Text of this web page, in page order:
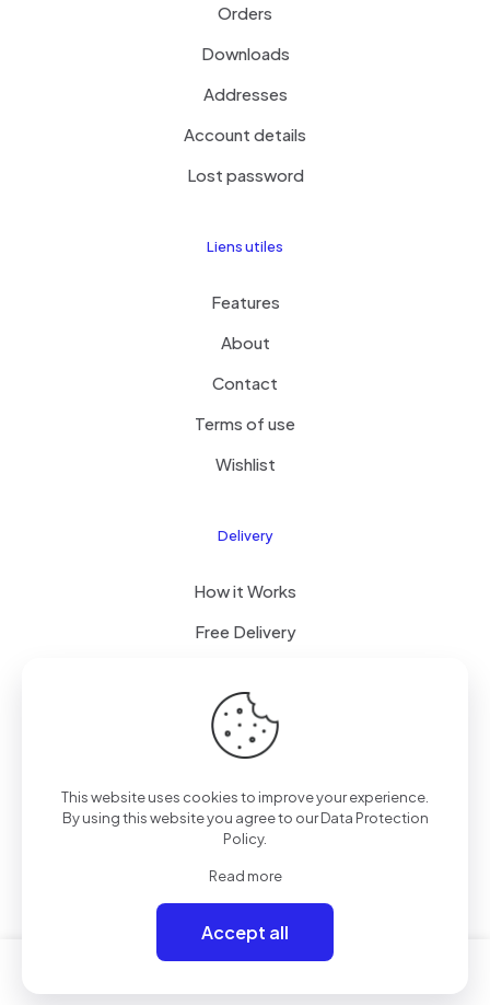
Orders
Downloads
Addresses
Account details
Lost password
Liens utiles
Features
About
Contact
Terms of use
Wishlist
Delivery
How it Works
Free Delivery
© 2026 Boogi Store by JsTechnology
Reserved
0
This website uses cookies to improve your experience.
By using this website you agree to ourData Protection
Policy.
Read more
Accept all